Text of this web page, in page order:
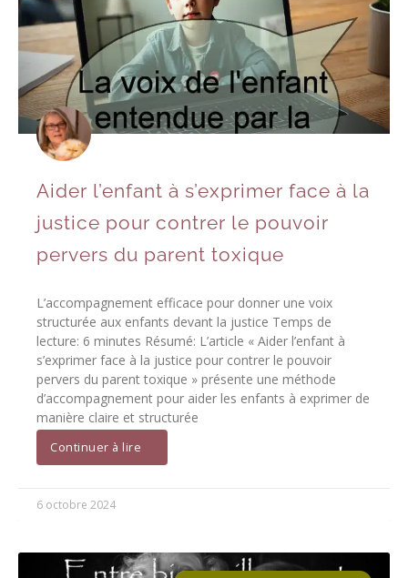
Aider l’enfant à s’exprimer face à la
justice pour contrer le pouvoir
pervers du parent toxique
L’accompagnement efficace pour donner une voix
structurée aux enfants devant la justice Temps de
lecture: 6 minutes Résumé: L’article « Aider l’enfant à
s’exprimer face à la justice pour contrer le pouvoir
pervers du parent toxique » présente une méthode
d’accompagnement pour aider les enfants à exprimer de
manière claire et structurée
Continuer à lire
6 octobre 2024